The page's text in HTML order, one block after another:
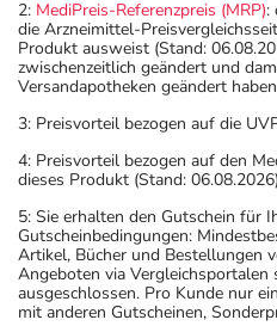
2: MediPreis-Referenzpreis (MRP):
die Arzneimittel-
Produkt ausweist (Stand:
zwischenzeitlich geändert und
Versandapotheken geändert
3: Preisvorteil bezogen auf die
4: Preisvorteil bezogen auf den
dieses Produkt (Stand:
5: Sie erhalten den Gutschein für
Gutscheinbedingungen:
Artikel, Bücher und Bestellungen
Angeboten via Vergleichsportalen
ausgeschlossen. Pro Kunde nur
mit anderen Gutscheinen,